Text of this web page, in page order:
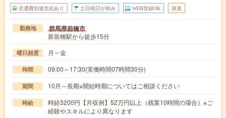
交通費別途支給あり 土日祝日が休み WEB登録OK 派遣
勤務地 群馬県前橋市
新前橋駅から徒歩15分
曜日頻度 月～金
時間 09:00～17:30(実働時間07時間30分)
期間 10月～長期※開始時期についてはご相談ください
時給
時給3200円【月収例】52万円以上（残業10時間の場合）※ご
経験やスキルにより異なります